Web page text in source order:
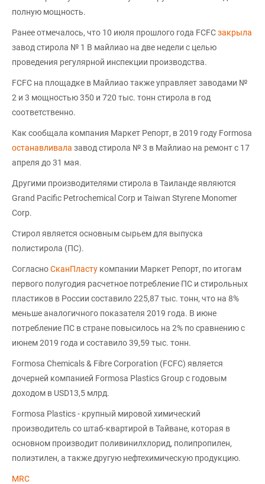
полную мощность.
Ранее отмечалось, что 10 июля прошлого года FCFCзакрыла
завод стирола № 1 В майлиао на две недели с целью
проведения регулярной инспекции производства.
FCFC на площадке в Майлиао также управляет заводами №
2 и 3 мощностью 350 и 720 тыс. тонн стирола в год
соответственно.
Как сообщала компания Маркет Репорт, в 2019 году Formosa
останавливала завод стирола № 3 в Майлиао на ремонт с 17
апреля до 31 мая.
Другими производителями стирола в Таиланде являются
Grand Pacific Petrochemical Corp и Taiwan Styrene Monomer
Corp.
Cтирол является основным сырьем для выпуска
полистирола (ПС).
СогласноСканПласту компании Маркет Репорт, по итогам
первого полугодия расчетное потребление ПС и стирольных
пластиков в России составило 225,87 тыс. тонн, что на 8%
меньше аналогичного показателя 2019 года. В июне
потребление ПС в стране повысилось на 2% по сравнению с
июнем 2019 года и составило 39,59 тыс. тонн.
Formosa Chemicals & Fibre Corporation (FCFC) является
дочерней компанией Formosa Plastics Group с годовым
доходом в USD13,5 млрд.
Formosa Plastics - крупный мировой химический
производитель со штаб-квартирой в Тайване, которая в
основном производит поливинилхлорид, полипропилен,
полиэтилен, а также другую нефтехимическую продукцию.
MRC